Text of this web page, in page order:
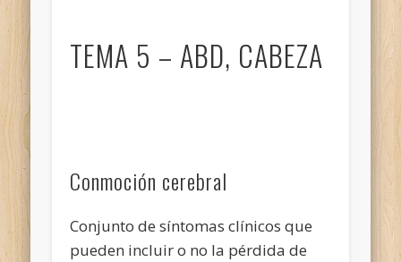
TEMA 5 – ABD, CABEZA
Conmoción cerebral
Conjunto de síntomas clínicos que
pueden incluir o no la pérdida de